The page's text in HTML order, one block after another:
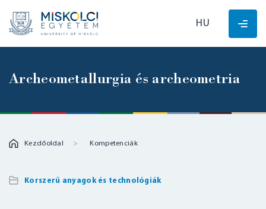
HU
Archeometallurgia és archeometria
Kezdőoldal Kompetenciák
Korszerű anyagok és technológiák